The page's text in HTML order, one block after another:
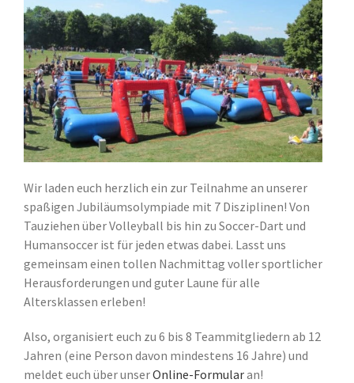
Radsport
Fitness
Kontakt
Suche
nach:
Wir laden euch herzlich ein zur Teilnahme an unserer
spaßigen Jubiläumsolympiade mit 7 Disziplinen! Von
Tauziehen über Volleyball bis hin zu Soccer-Dart und
Humansoccer ist für jeden etwas dabei. Lasst uns
gemeinsam einen tollen Nachmittag voller sportlicher
Herausforderungen und guter Laune für alle
Altersklassen erleben!
Also, organisiert euch zu 6 bis 8 Teammitgliedern ab 12
Jahren (eine Person davon mindestens 16 Jahre) und
meldet euch über unserOnline-Formularan!